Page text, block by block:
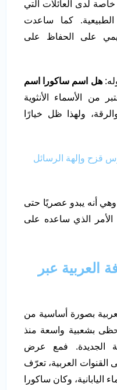
خاصة لدى العائلات التي
كما ساعدت
على الحفاظ على
هل اسم ساكورا اسم
من الأسماء الأنثوية
ولهذا ظل خيارًا
قزح وإلهة الرسائل
وهي أنه يبدو عصريًا حتى
الذي ساعده على
العربية عبر
بصورة أساسية من
يحظى بشعبية واسعة منذ
الجديدة. فمع عرض
القنوات العربية، تعرّف
وكان ساكورا